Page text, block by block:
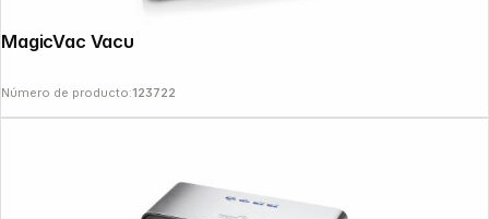
MagicVac Vacuum Machine Champion
Número de producto:123722